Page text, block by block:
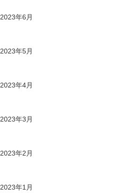
2023年6月
2023年5月
2023年4月
2023年3月
2023年2月
2023年1月